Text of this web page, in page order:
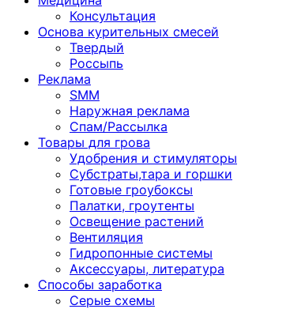
Консультация
Основа курительных смесей
Твердый
Россыпь
Реклама
SMM
Наружная реклама
Спам/Рассылка
Товары для грова
Удобрения и стимуляторы
Субстраты,тара и горшки
Готовые гроубоксы
Палатки, гроутенты
Освещение растений
Вентиляция
Гидропонные системы
Аксессуары, литература
Способы заработка
Серые схемы